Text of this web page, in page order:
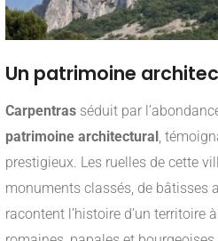
Un patrimoine
Carpentras séduit par
patrimoine architectural,
prestigieux. Les ruelles de cette
monuments classés, de bâtisses
racontent l’histoire d’un territoire